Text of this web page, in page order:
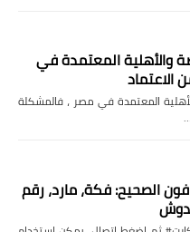
والأهلية المعتمدة في
المعتمدة في مصر ، فالمشكلة
الصحيح: فكة، مارد، رقم